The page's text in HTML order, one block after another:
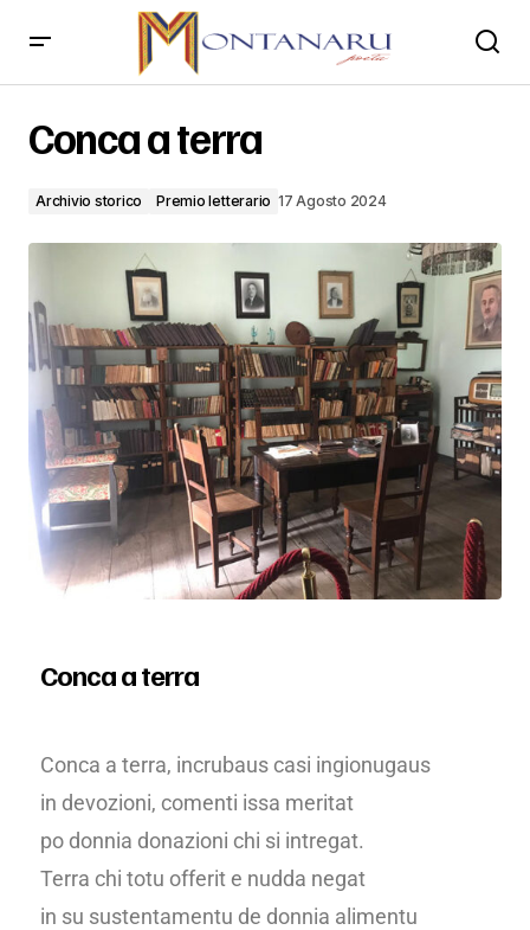
Conca a terra
Archivio storico Premio letterario 17 Agosto 2024
Conca a terra
Conca a terra, incrubaus casi ingionugaus
in devozioni, comenti issa meritat
po donnia donazioni chi si intregat.
Terra chi totu offerit e nudda negat
in su sustentamentu de donnia alimentu